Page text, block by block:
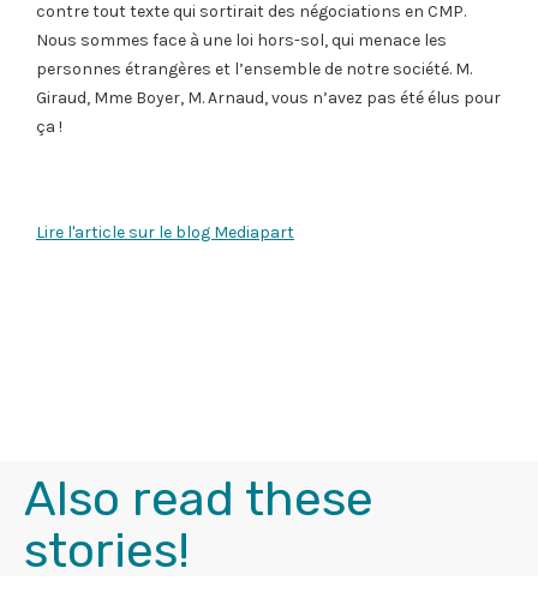
contre tout texte qui sortirait des négociations en CMP.
Nous sommes face à une loi hors-sol, qui menace les
personnes étrangères et l’ensemble de notre société. M.
Giraud, Mme Boyer, M. Arnaud, vous n’avez pas été élus pour
ça !
Lire l'article sur le blog Mediapart
Also read these
stories!